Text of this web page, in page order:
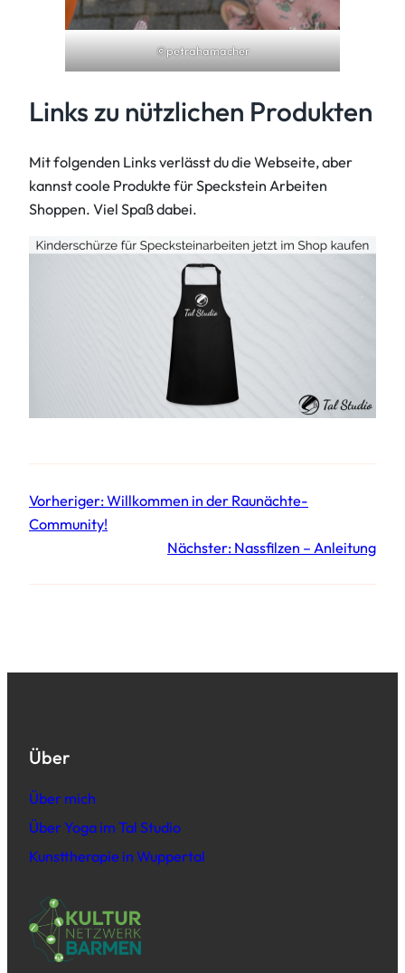
©petrahamacher
Links zu nützlichen Produkten
Mit folgenden Links verlässt du die Webseite, aber
kannst coole Produkte für Speckstein Arbeiten
Shoppen. Viel Spaß dabei.
Vorheriger:Willkommen in der Raunächte-
Community!
Nächster: Nassfilzen – Anleitung
Über
Über mich
Über Yoga im Tal Studio
Kunsttherapie in Wuppertal